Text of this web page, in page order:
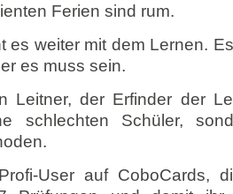
Ferien sind rum.
es weiter mit dem Lernen.
es muss sein.
Leitner, der Erfinder der
schlechten Schüler,
User auf CoboCards,